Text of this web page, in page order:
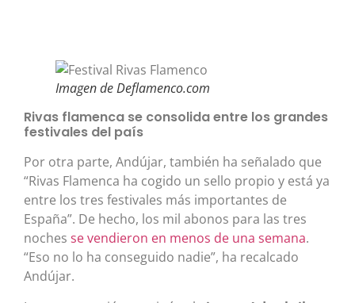
Imagen de Deflamenco.com
Rivas flamenca se consolida entre los grandes
festivales del país
Por otra parte, Andújar, también ha señalado que
“Rivas Flamenca ha cogido un sello propio y está ya
entre los tres festivales más importantes de
España”. De hecho, los mil abonos para las tres
noches se vendieron en menos de una semana.
“Eso no lo ha conseguido nadie”, ha recalcado
Andújar.